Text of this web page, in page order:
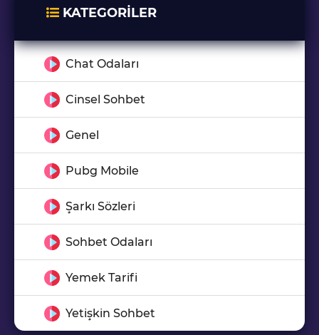
KATEGORILER
Chat Odaları
Cinsel Sohbet
Genel
Pubg Mobile
Şarkı Sözleri
Sohbet Odaları
Yemek Tarifi
Yetişkin Sohbet